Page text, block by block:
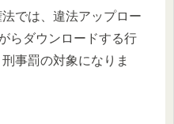
では、違法アップロー
らダウンロードする行
事罰の対象になりま